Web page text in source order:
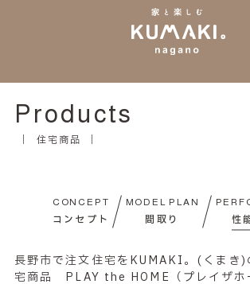
Products
住宅商品
CONCEPT
コンセプト
MODEL PLAN
間取り 性
長野市で注文住宅をKUMAKI。(くまき)
宅商品 PLAY the HOME（プレイザホ